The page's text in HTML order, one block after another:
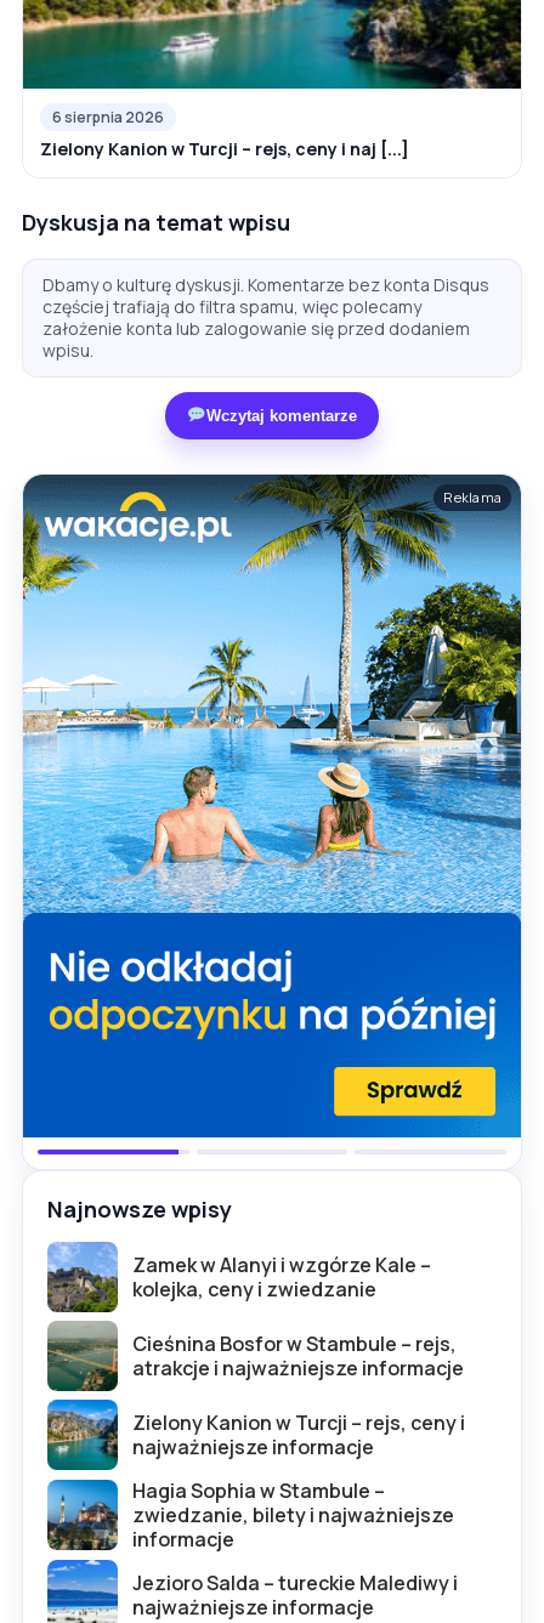
6 sierpnia 2026
Zielony Kanion w Turcji – rejs, ceny i naj [...]
Dyskusja na temat wpisu
Dbamy o kulturę dyskusji. Komentarze bez konta Disqus
częściej trafiają do filtra spamu, więc polecamy
założenie konta lub zalogowanie się przed dodaniem
wpisu.
Wczytaj komentarze
Reklama
Najnowsze wpisy
Zamek w Alanyi i wzgórze Kale –
kolejka, ceny i zwiedzanie
Cieśnina Bosfor w Stambule – rejs,
atrakcje i najważniejsze informacje
Zielony Kanion w Turcji – rejs, ceny i
najważniejsze informacje
Hagia Sophia w Stambule –
zwiedzanie, bilety i najważniejsze
informacje
Jezioro Salda – tureckie Malediwy i
najważniejsze informacje